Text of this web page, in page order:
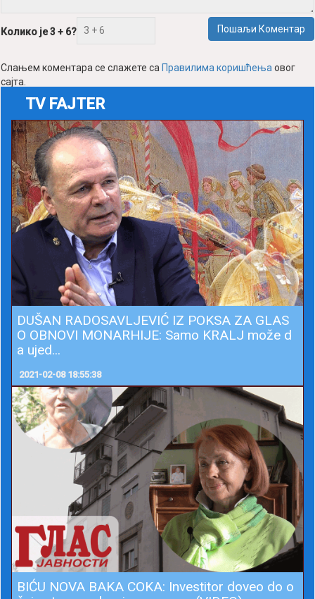
Колико је 3 + 6? Пошаљи Коментар
Слањем коментара се слажете са Правилима коришћења овог
сајта.
TV FAJTER
DUŠAN RADOSAVLJEVIĆ IZ POKSA ZA GLAS
O OBNOVI MONARHIJE: Samo KRALJ može d
a ujed...
2021-02-08 18:55:38
BIĆU NOVA BAKA COKA: Investitor doveo do o